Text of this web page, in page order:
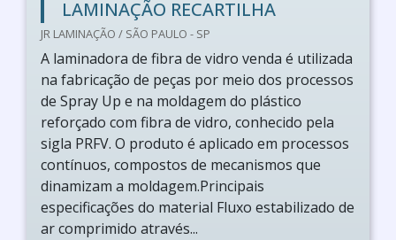
LAMINAÇÃO RECARTILHA
JR LAMINAÇÃO / SÃO PAULO - SP
A laminadora de fibra de vidro venda é utilizada
na fabricação de peças por meio dos processos
de Spray Up e na moldagem do plástico
reforçado com fibra de vidro, conhecido pela
sigla PRFV. O produto é aplicado em processos
contínuos, compostos de mecanismos que
dinamizam a moldagem.Principais
especificações do material Fluxo estabilizado de
ar comprimido através...